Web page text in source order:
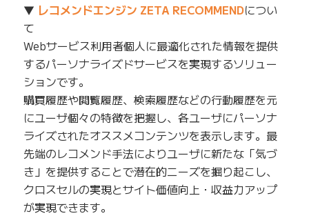
▼ レコメンドエンジン ZETA RECOMMENDについ
て
Webサービス利用者個人に最適化された情報を提供
するパーソナライズドサービスを実現するソリュー
ションです。
購買履歴や閲覧履歴、検索履歴などの行動履歴を元
にユーザ個々の特徴を把握し、各ユーザにパーソナ
ライズされたオススメコンテンツを表示します。最
先端のレコメンド手法によりユーザに新たな「気づ
き」を提供することで潜在的ニーズを掘り起こし、
クロスセルの実現とサイト価値向上・収益力アップ
が実現できます。